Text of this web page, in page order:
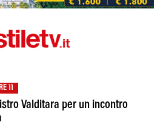
11
Valditara per un incontro